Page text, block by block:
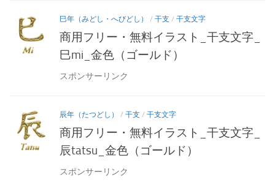
巳年（みどし・へびどし） / 干支 / 干支文字
商用フリー・無料イラスト_干支文字_
巳mi_金色（ゴールド）
スポンサーリンク
辰年（たつどし） / 干支 / 干支文字
商用フリー・無料イラスト_干支文字_
辰tatsu_金色（ゴールド）
スポンサーリンク